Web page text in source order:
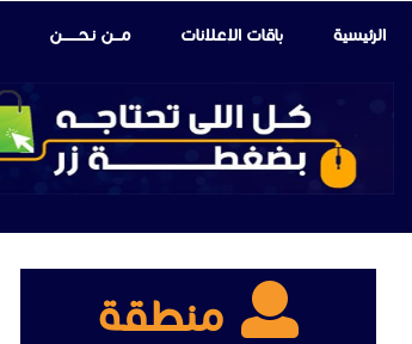
الرئيسية باقات الإعلانات مـــن نـحـــــــن
منطقة